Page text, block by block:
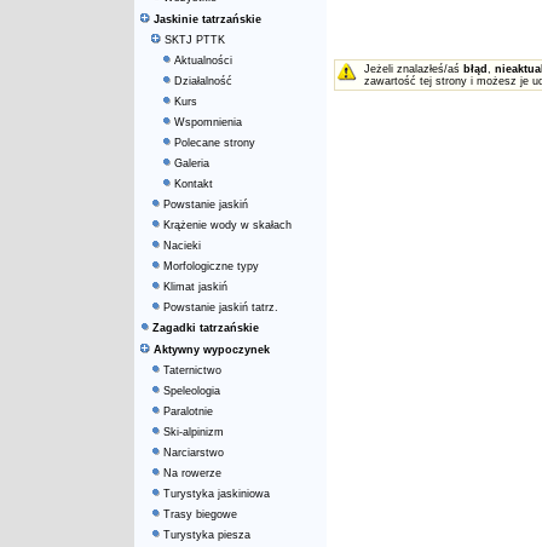
Jaskinie tatrzańskie
SKTJ PTTK
Aktualności
Działalność
Kurs
Wspomnienia
Polecane strony
Galeria
Kontakt
Powstanie jaskiń
Krążenie wody w skałach
Nacieki
Morfologiczne typy
Klimat jaskiń
Powstanie jaskiń tatrz.
Zagadki tatrzańskie
Aktywny wypoczynek
Taternictwo
Speleologia
Paralotnie
Ski-alpinizm
Narciarstwo
Na rowerze
Turystyka jaskiniowa
Trasy biegowe
Turystyka piesza
Jeżeli znalazłeś/aś błąd ,
zawartość tej strony i możesz je